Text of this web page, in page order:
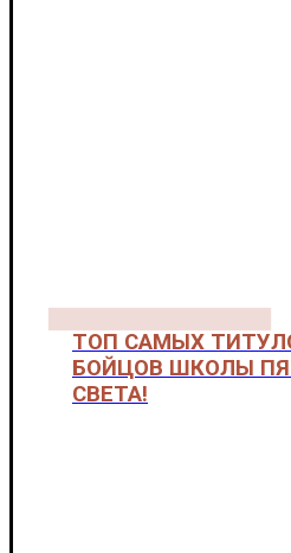
ТОП САМЫХ
БОЙЦОВ ШКОЛЫ
СВЕТА!